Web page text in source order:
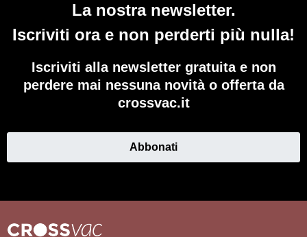
La nostra newsletter.
Iscriviti ora e non perderti più nulla!
Iscriviti alla newsletter gratuita e non
perdere mai nessuna novità o offerta da
crossvac.it
Abbonati